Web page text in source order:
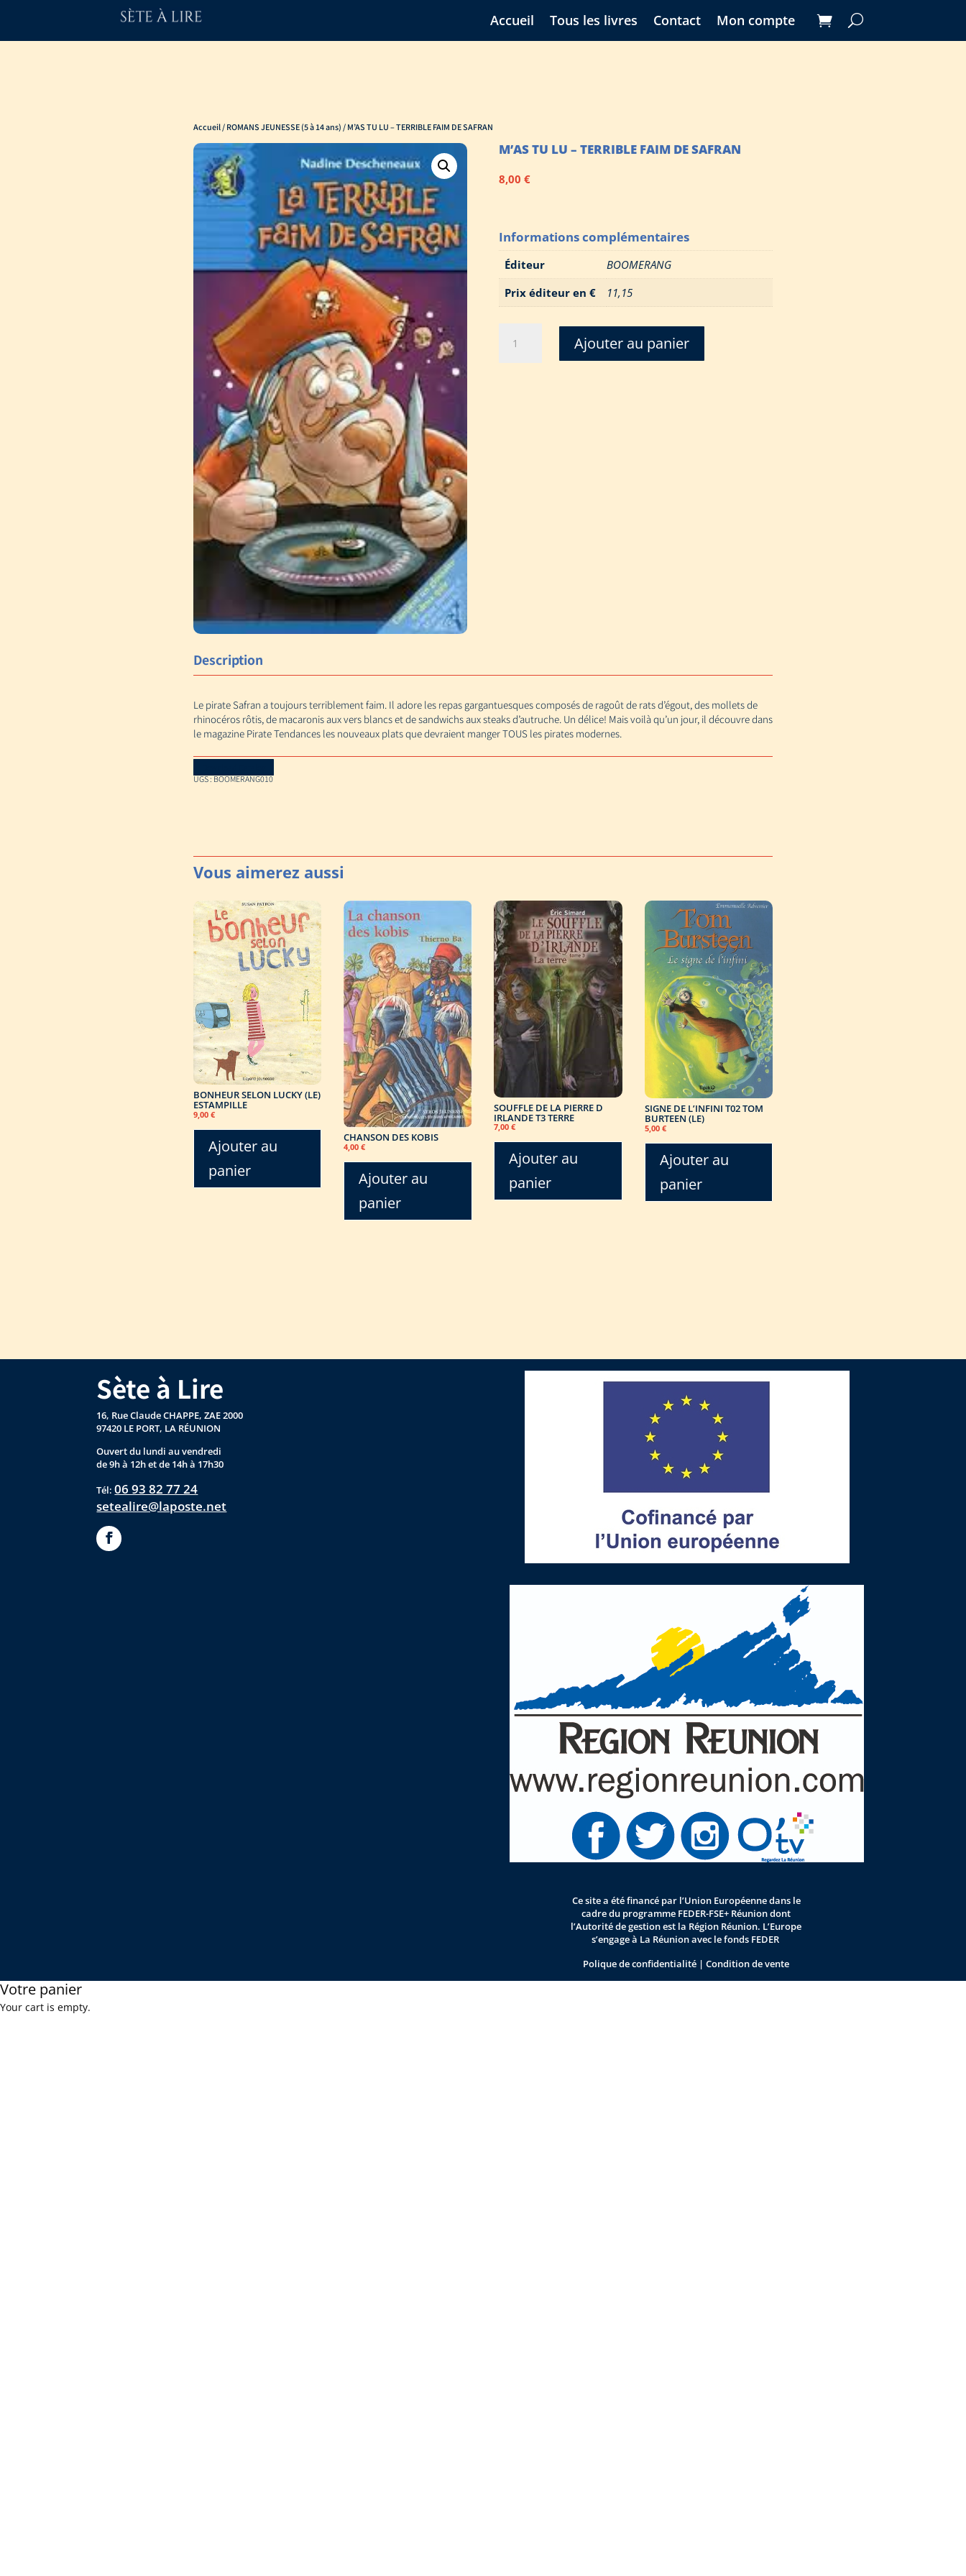
Accueil Tous les livres Contact Mon compte
Accueil/ ROMANS JEUNESSE (5 à 14 ans) / M’AS TU LU – TERRIBLE FAIM DE SAFRAN
M’AS TU LU – TERRIBLE FAIM DE SAFRAN
8,00€
Informations complémentaires
Éditeur
BOOMERANG
Prix éditeur en €
11,15
M'AS
Ajouter au panier
Description
Le pirate Safran a toujours terriblement faim. Il adore les repas gargantuesques composés de ragoût de rats d’égout, des mollets de
rhinocéros rôtis, de macaronis aux vers blancs et de sandwichs aux steaks d’autruche. Un délice! Mais voilà qu’un jour, il découvre dans
le magazine Pirate Tendances les nouveaux plats que devraient manger TOUS les pirates modernes.
UGS :BOOMERANG010
BONHEUR SELON LUCKY (LE)
ESTAMPILLE
9,00 €
Ajouter au
panier
CHANSON DES KOBIS
4,00€
Ajouter au
panier
SOUFFLE DE LA PIERRE D
IRLANDE T3 TERRE
7,00€
Ajouter au
panier
SIGNE DE L’INFINI T02 TOM
BURTEEN (LE)
5,00 €
Ajouter au
panier
Sète à Lire
16, Rue Claude CHAPPE, ZAE 2000
97420 LE PORT, LA RÉUNION
Ouvert du lundi au vendredi
de 9h à 12h et de 14h à 17h30
Tél:06 93 82 77 24
setealire@laposte.net
Ce site a été financé par l’Union Européenne dans le
cadre du programme FEDER-FSE+ Réunion dont
l’Autorité de gestion est la Région Réunion. L’Europe
s’engage à La Réunion avec le fonds FEDER
Polique de confidentialité |Condition de vente
Votre panier
Your cart is empty.